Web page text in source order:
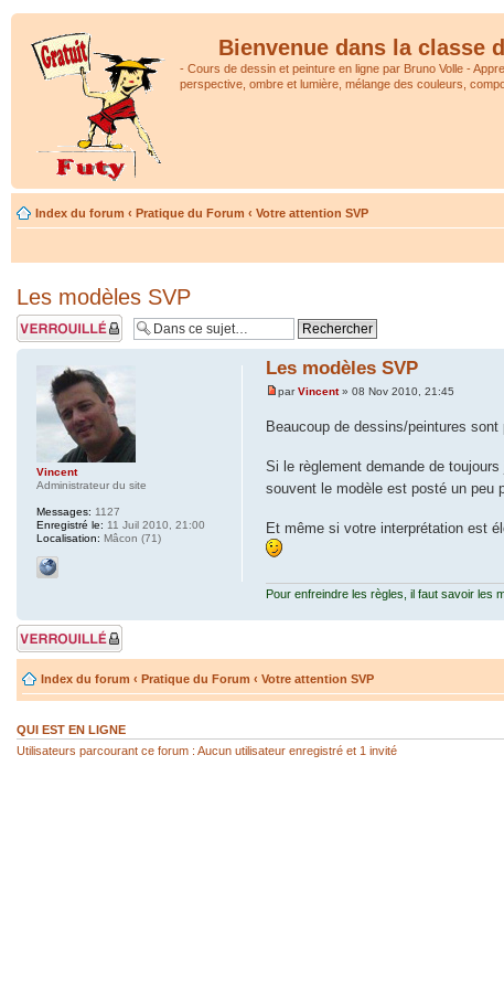
Bienvenue dans la classe
- Cours de dessin et peinture en ligne par Bruno Volle -
perspective, ombre et lumière, mélange des couleurs,
Index du forum ‹ Pratique du Forum ‹ Votre attention SVP
Les modèles SVP
Sujet verrouillé
Les modèles SVP
parVincent» 08 Nov 2010, 21:45
Beaucoup de dessins/peintures
Si le règlement demande de
souvent le modèle est posté un peu
Et même si votre interprétation est
Pour enfreindre les règles, il faut savoir les
Vincent
Administrateur du site
Messages: 1127
Enregistré le: 11 Juil 2010, 21:00
Localisation: Mâcon (71)
Sujet verrouillé
Index du forum ‹ Pratique du Forum ‹ Votre attention SVP
QUI EST EN LIGNE
Utilisateurs parcourant ce forum : Aucun utilisateur enregistré et 1 invité